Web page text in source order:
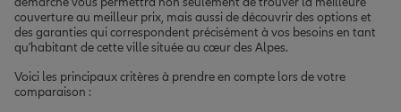
couverture au meilleur prix, mais aussi de découvrir des options et
des garanties qui correspondent précisément à vos besoins en tant
qu'habitant de cette ville située au cœur des Alpes.
Voici les principaux critères à prendre en compte lors de votre
comparaison :